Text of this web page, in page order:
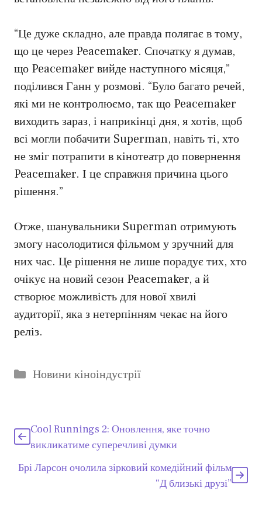
“Це дуже складно, але правда полягає в тому,
що це через Peacemaker. Спочатку я думав,
що Peacemaker вийде наступного місяця,”
поділився Ганн у розмові. “Було багато речей,
які ми не контролюємо, так що Peacemaker
виходить зараз, і наприкінці дня, я хотів, щоб
всі могли побачити Superman, навіть ті, хто
не зміг потрапити в кінотеатр до повернення
Peacemaker. І це справжня причина цього
рішення.”
Отже, шанувальники Superman отримують
змогу насолодитися фільмом у зручний для
них час. Це рішення не лише порадує тих, хто
очікує на новий сезон Peacemaker, а й
створює можливість для нової хвилі
аудиторії, яка з нетерпінням чекає на його
реліз.
Категорії
Новини кіноіндустрії
Cool Runnings 2: Оновлення, яке точно
викликатиме суперечливі думки
Брі Ларсон очолила зірковий комедійний фільм
“Д близькі друзі”